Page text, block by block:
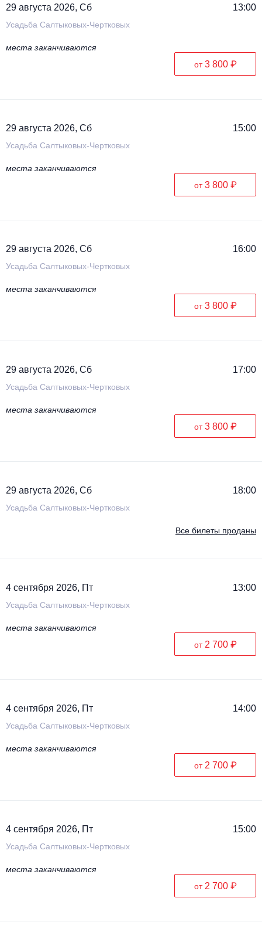
29 августа 2026, Сб 13:00
Усадьба Салтыковых-Чертковых
места заканчиваются
от3 800 ₽
29 августа 2026, Сб 15:00
Усадьба Салтыковых-Чертковых
места заканчиваются
от3 800 ₽
29 августа 2026, Сб 16:00
Усадьба Салтыковых-Чертковых
места заканчиваются
от3 800 ₽
29 августа 2026, Сб 17:00
Усадьба Салтыковых-Чертковых
места заканчиваются
от3 800 ₽
29 августа 2026, Сб 18:00
Усадьба Салтыковых-Чертковых
Все билеты проданы
4 сентября 2026, Пт 13:00
Усадьба Салтыковых-Чертковых
места заканчиваются
от 2 700 ₽
4 сентября 2026, Пт 14:00
Усадьба Салтыковых-Чертковых
места заканчиваются
от 2 700 ₽
4 сентября 2026, Пт 15:00
Усадьба Салтыковых-Чертковых
места заканчиваются
от 2 700 ₽